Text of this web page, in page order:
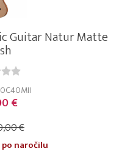
Guitar Natur Matte
€
€
naročilu